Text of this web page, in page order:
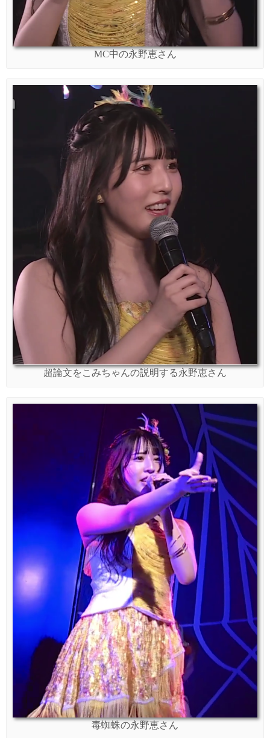
MC中の永野恵さん
超論文をこみちゃんの説明する永野恵さん
毒蜘蛛の永野恵さん